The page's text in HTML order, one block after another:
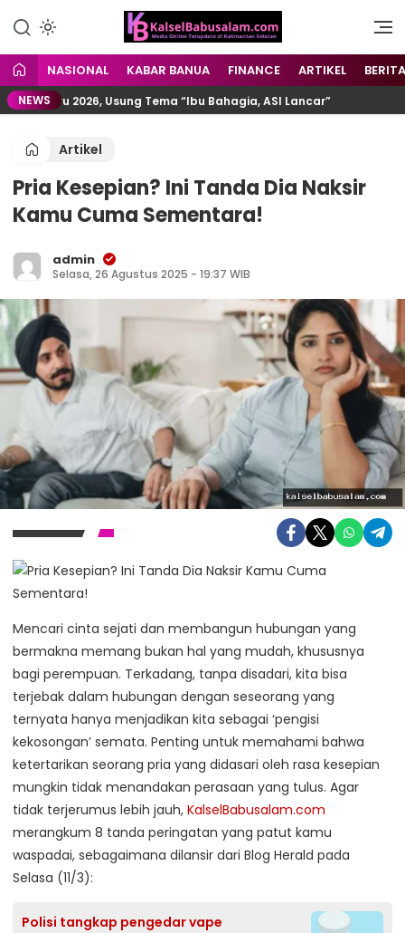
kalselbabusalam.com
Menyuarakan Kalsel,
Menginspirasi Nusantara
NASIONAL KABAR BANUA FINANCE ARTIKEL BERITA
NEWS2026, Usung Tema “Ibu Bahagia, ASI Lancar”
Artikel
Pria Kesepian? Ini Tanda Dia Naksir
Kamu Cuma Sementara!
admin
Selasa, 26 Agustus 2025 - 19:37 WIB
Mencari cinta sejati dan membangun hubungan yang
bermakna memang bukan hal yang mudah, khususnya
bagi perempuan. Terkadang, tanpa disadari, kita bisa
terjebak dalam hubungan dengan seseorang yang
ternyata hanya menjadikan kita sebagai ‘pengisi
kekosongan’ semata. Penting untuk memahami bahwa
ketertarikan seorang pria yang didasari oleh rasa kesepian
mungkin tidak menandakan perasaan yang tulus. Agar
tidak terjerumus lebih jauh, KalselBabusalam.com
merangkum 8 tanda peringatan yang patut kamu
waspadai, sebagaimana dilansir dari Blog Herald pada
Selasa (11/3):
Polisi tangkap pengedar vape